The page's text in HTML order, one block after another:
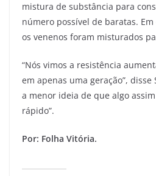
mistura de substância para
número possível de baratas.
os venenos foram misturados
“Nós vimos a resistência
em apenas uma geração”, disse
a menor ideia de que algo
rápido”.
Por: Folha Vitória.